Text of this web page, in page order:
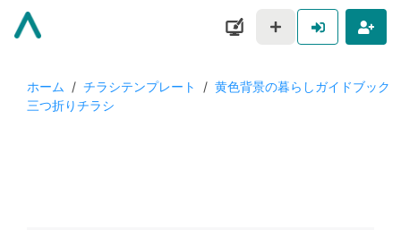
ホーム / チラシテンプレート / 黄色背景の暮らしガイドブック
三つ折りチラシ